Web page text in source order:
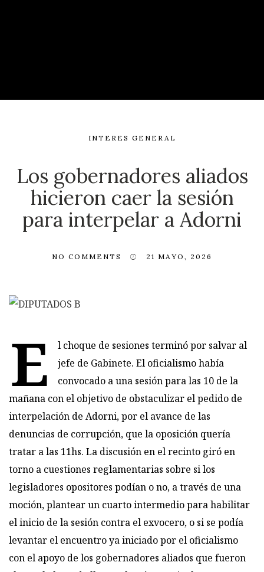
INTERES GENERAL
Los gobernadores aliados
hicieron caer la sesión
para interpelar a Adorni
NO COMMENTS 21 MAYO, 2026
E
l choque de sesiones terminó por salvar al
jefe de Gabinete. El oficialismo había
convocado a una sesión para las 10 de la
mañana con el objetivo de obstaculizar el pedido de
interpelación de Adorni, por el avance de las
denuncias de corrupción, que la oposición quería
tratar a las 11hs. La discusión en el recinto giró en
torno a cuestiones reglamentarias sobre si los
legisladores opositores podían o no, a través de una
moción, plantear un cuarto intermedio para habilitar
el inicio de la sesión contra el exvocero, o si se podía
levantar el encuentro ya iniciado por el oficialismo
con el apoyo de los gobernadores aliados que fueron